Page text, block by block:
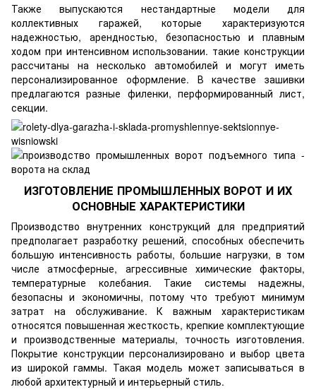
Также выпускаются нестандартные модели для
коллективных гаражей, которые характеризуются
надежностью, арендностью, безопасностью и плавным
ходом при интенсивном использовании. такие конструкции
рассчитаны на несколько автомобилей и могут иметь
персонализированное оформление. В качестве зашивки
предлагаются разные филенки, перформированный лист,
секции.
ИЗГОТОВЛЕНИЕ ПРОМЫШЛЕННЫХ ВОРОТ И ИХ
ОСНОВНЫЕ ХАРАКТЕРИСТИКИ
Производство внутренних конструкций для предприятий
предполагает разработку решений, способных обеспечить
большую интенсивность работы, большие нагрузки, в том
числе атмосферные, агрессивные химические факторы,
температурные колебания. Такие системы надежны,
безопасны и экономичны, потому что требуют минимум
затрат на обслуживание. К важным характеристикам
относятся повышенная жесткость, крепкие комплектующие
и производственные материалы, точность изготовления.
Покрытие конструкции персонализировано и выбор цвета
из широкой гаммы. Такая модель может записываться в
любой архитектурный и интерьерный стиль.